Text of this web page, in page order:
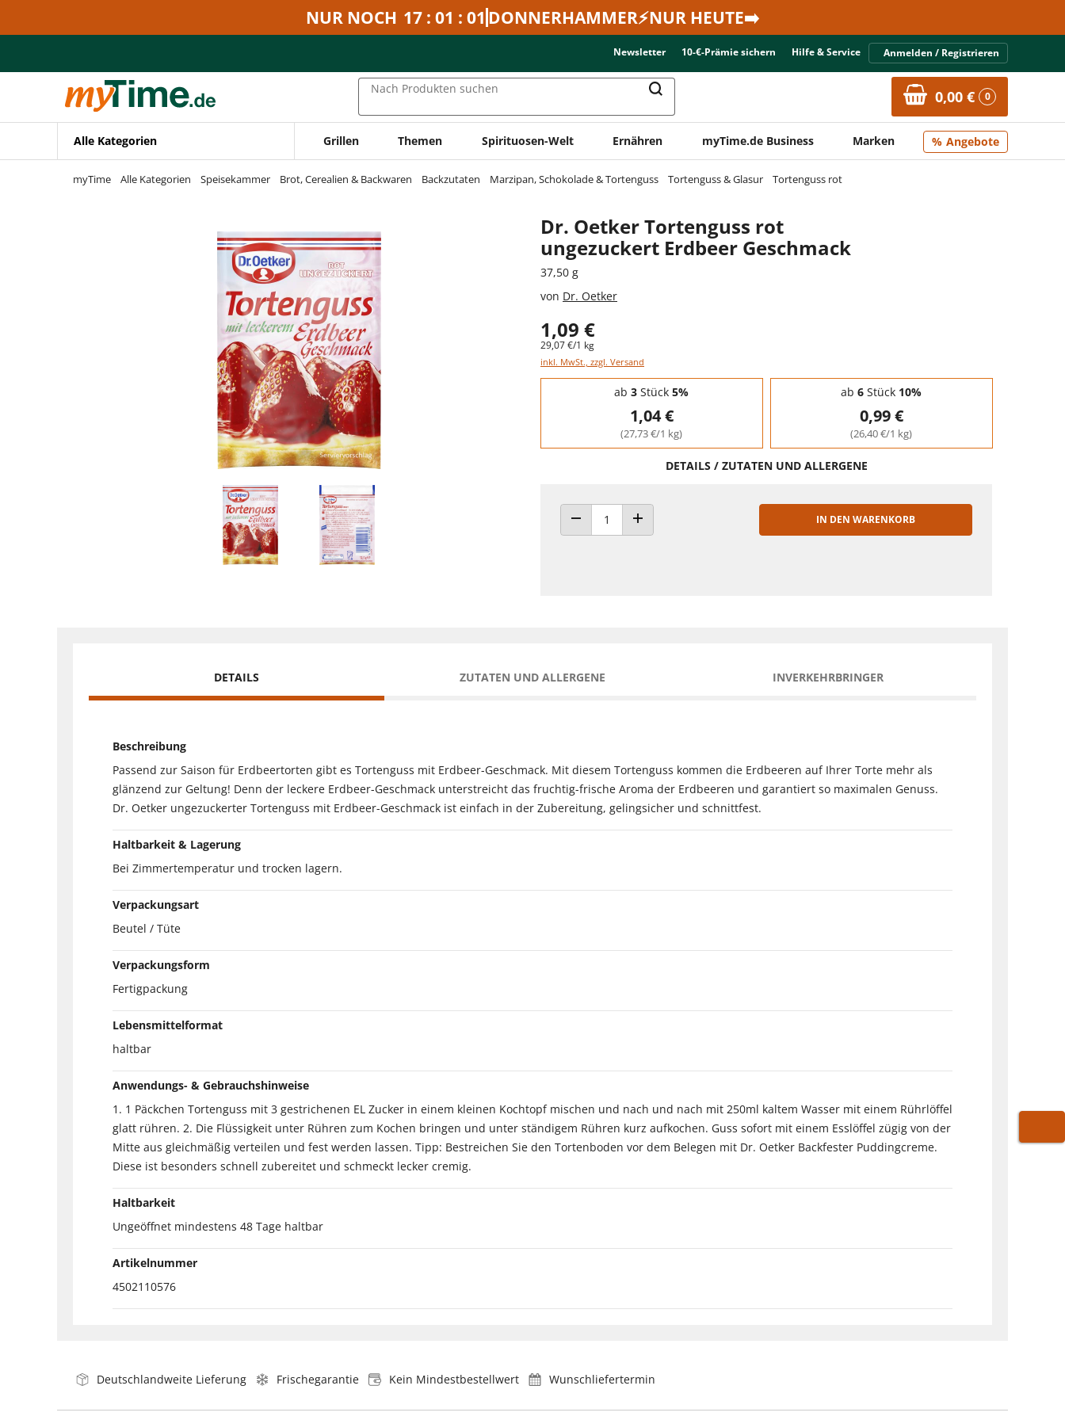
Zur Navigation springen
NUR NOCH 17 : 01 : 01 DONNERHAMMER⚡NUR HEUTE➡️
Newsletter 10-€-Prämie sichern Hilfe & Service Anmelden / Registrieren
Nach Produkten suchen 0,00 € 0
Alle Kategorien Grillen Themen Spirituosen-Welt Ernähren myTime.de Business Marken Angebote
myTime Alle Kategorien Speisekammer Brot, Cerealien & Backwaren Backzutaten Marzipan, Schokolade & Tortenguss Tortenguss & Glasur Tortenguss rot
Dr. Oetker Tortenguss rot
ungezuckert Erdbeer Geschmack
37,50 g
von Dr. Oetker
1,09 €
29,07 €/1 kg
inkl. MwSt., zzgl. Versand
Staffelpreise - Mengenrabatt
ab 3 Stück 5%
1,04 €
(27,73 €/1 kg)
ab 6 Stück 10%
0,99 €
(26,40 €/1 kg)
DETAILS / ZUTATEN UND ALLERGENE
ANZAHL VERRINGERNANZAHL ERHÖHEN
IN DEN WARENKORB
DETAILS ZUTATEN UND ALLERGENE INVERKEHRBRINGER
Beschreibung
Passend zur Saison für Erdbeertorten gibt es Tortenguss mit Erdbeer-Geschmack. Mit diesem Tortenguss kommen die Erdbeeren auf Ihrer Torte mehr als
glänzend zur Geltung! Denn der leckere Erdbeer-Geschmack unterstreicht das fruchtig-frische Aroma der Erdbeeren und garantiert so maximalen Genuss.
Dr. Oetker ungezuckerter Tortenguss mit Erdbeer-Geschmack ist einfach in der Zubereitung, gelingsicher und schnittfest.
Haltbarkeit & Lagerung
Bei Zimmertemperatur und trocken lagern.
Verpackungsart
Beutel / Tüte
Verpackungsform
Fertigpackung
Lebensmittelformat
haltbar
Anwendungs- & Gebrauchshinweise
1. 1 Päckchen Tortenguss mit 3 gestrichenen EL Zucker in einem kleinen Kochtopf mischen und nach und nach mit 250ml kaltem Wasser mit einem Rührlöffel
glatt rühren. 2. Die Flüssigkeit unter Rühren zum Kochen bringen und unter ständigem Rühren kurz aufkochen. Guss sofort mit einem Esslöffel zügig von der
Mitte aus gleichmäßig verteilen und fest werden lassen. Tipp: Bestreichen Sie den Tortenboden vor dem Belegen mit Dr. Oetker Backfester Puddingcreme.
Diese ist besonders schnell zubereitet und schmeckt lecker cremig.
Haltbarkeit
Ungeöffnet mindestens 48 Tage haltbar
Artikelnummer
4502110576
Deutschlandweite Lieferung Frischegarantie Kein Mindestbestellwert Wunschliefertermin